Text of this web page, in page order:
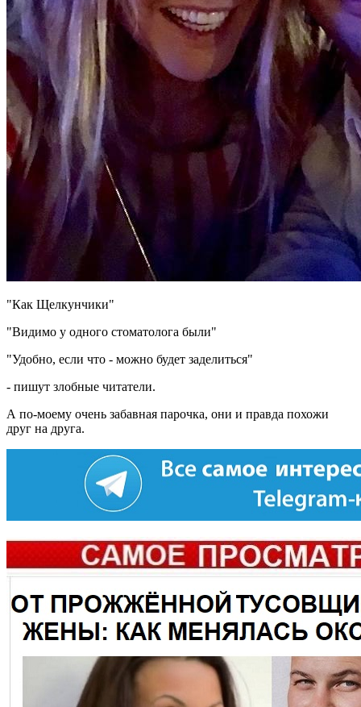
"Как Щелкунчики"
"Видимо у одного стоматолога были"
"Удобно, если что - можно будет заделиться"
- пишут злобные читатели.
А по-моему очень забавная парочка, они и правда похожи
друг на друга.